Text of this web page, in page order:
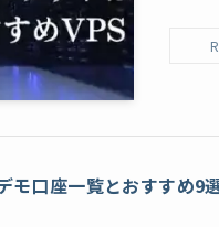
モ口座一覧とおすすめ9